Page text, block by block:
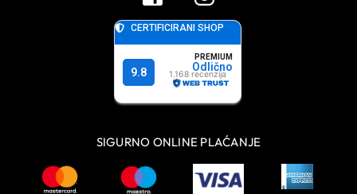
SIGURNO ONLINE PLAĆANJE